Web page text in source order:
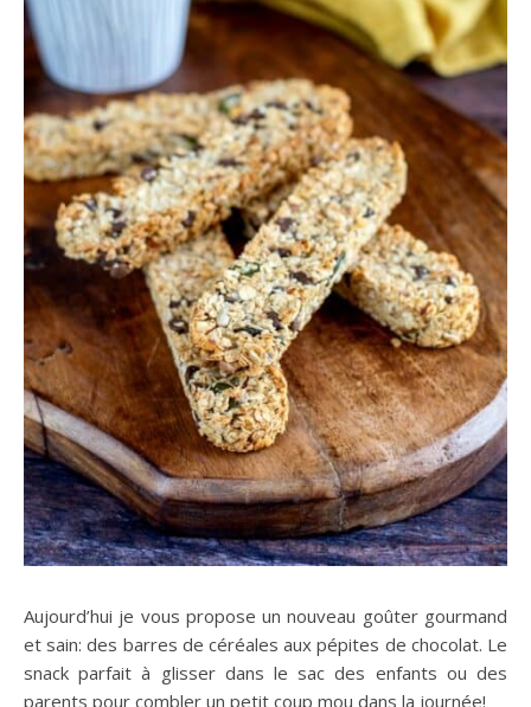
Aujourd’hui je vous propose un nouveau goûter gourmand
et sain: des barres de céréales aux pépites de chocolat. Le
snack parfait à glisser dans le sac des enfants ou des
parents pour combler un petit coup mou dans la journée!